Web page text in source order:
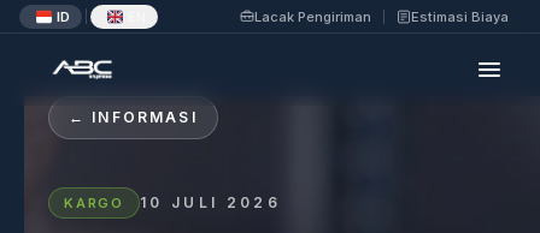
ID Lacak Pengiriman Estimasi Biaya
← INFORMASI
KARGO 10 JULI 2026